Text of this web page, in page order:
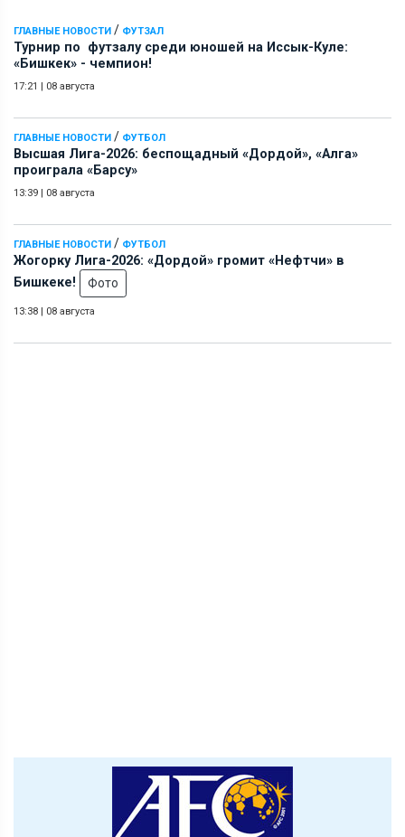
ГЛАВНЫЕ НОВОСТИ / ФУТЗАЛ
Турнир по футзалу среди юношей на Иссык-Куле:
«Бишкек» - чемпион!
17:21 | 08 августа
ГЛАВНЫЕ НОВОСТИ / ФУТБОЛ
Высшая Лига-2026: беспощадный «Дордой», «Алга»
проиграла «Барсу»
13:39 | 08 августа
ГЛАВНЫЕ НОВОСТИ / ФУТБОЛ
Жогорку Лига-2026: «Дордой» громит «Нефтчи» в
Бишкеке!
Фото
13:38 | 08 августа